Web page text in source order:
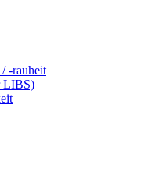
-rauheit
LIBS)